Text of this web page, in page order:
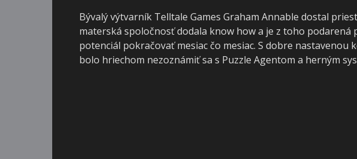
Bývalý výtvarník Telltale Games Graham Annable dostal
materská spoločnosť dodala know how a je z toho podarená
potenciál pokračovať mesiac čo mesiac. S dobre nastavenou
bolo hriechom nezoznámiť sa s Puzzle Agentom a herným